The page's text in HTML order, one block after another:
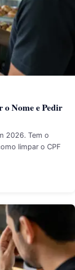
Nome e Pedir
2026. Tem o
limpar o CPF